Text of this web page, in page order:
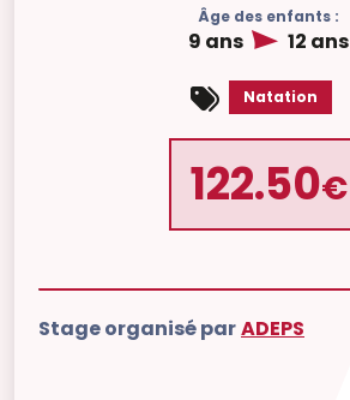
Âge des enfants :
9 ans 12 ans
Natation
122.50€
Stage organisé parADEPS